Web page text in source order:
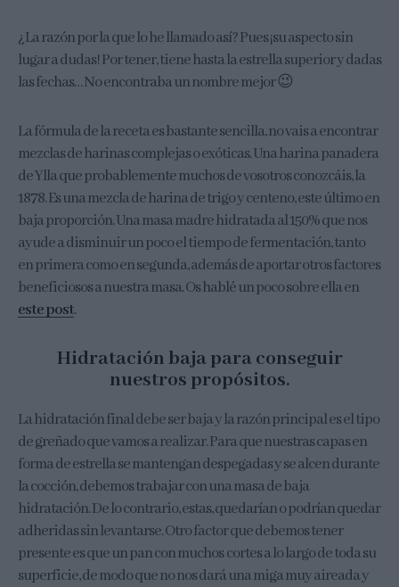
¿La razón por la que lo he llamado así? Pues ¡su aspecto sin
lugar a dudas! Por tener, tiene hasta la estrella superior y dadas
las fechas… No encontraba un nombre mejor 😉
La fórmula de la receta es bastante sencilla, no vais a encontrar
mezclas de harinas complejas o exóticas. Una harina panadera
de Ylla que probablemente muchos de vosotros conozcáis, la
1878. Es una mezcla de harina de trigo y centeno, este último en
baja proporción. Una masa madre hidratada al 150% que nos
ayude a disminuir un poco el tiempo de fermentación, tanto
en primera como en segunda, además de aportar otros factores
beneficiosos a nuestra masa. Os hablé un poco sobre ella en
este post.
Hidratación baja para conseguir
nuestros propósitos.
La hidratación final debe ser baja y la razón principal es el tipo
de greñado que vamos a realizar. Para que nuestras capas en
forma de estrella se mantengan despegadas y se alcen durante
la cocción, debemos trabajar con una masa de baja
hidratación. De lo contrario, estas, quedarían o podrían quedar
adheridas sin levantarse. Otro factor que debemos tener
presente es que un pan con muchos cortes a lo largo de toda su
superficie, de modo que no nos dará una miga muy aireada y